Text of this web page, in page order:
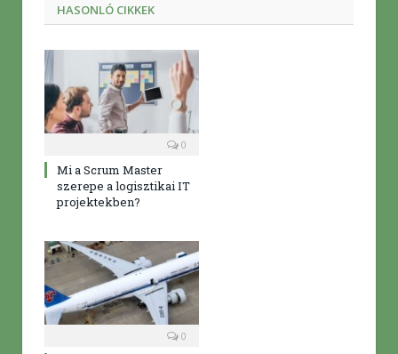
HASONLÓ CIKKEK
0
Mi a Scrum Master
szerepe a logisztikai IT
projektekben?
0